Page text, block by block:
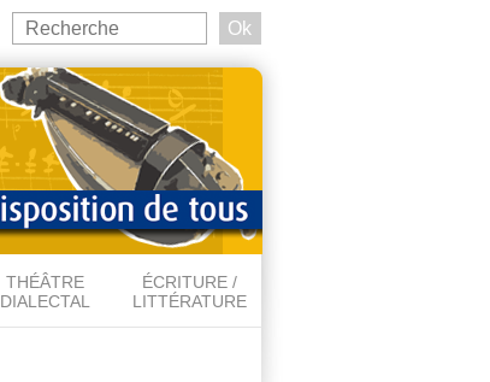
Formulaire de recherche
Search
this
site
THÉÂTRE
DIALECTAL
ÉCRITURE /
LITTÉRATURE